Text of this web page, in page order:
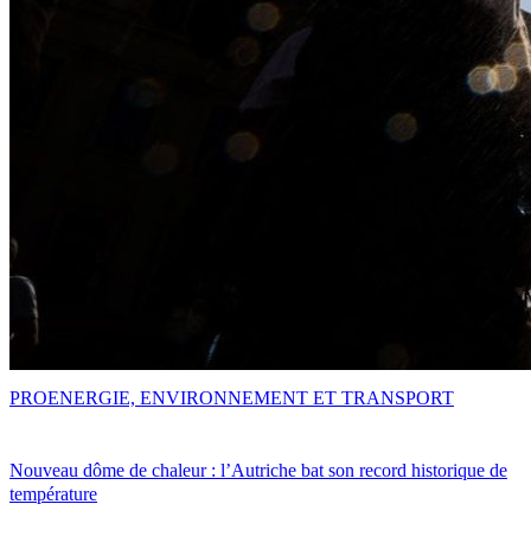
Nouveau dôme de chaleur : l’Autriche bat son record historique de
température
PROENERGIE, ENVIRONNEMENT ET TRANSPORT